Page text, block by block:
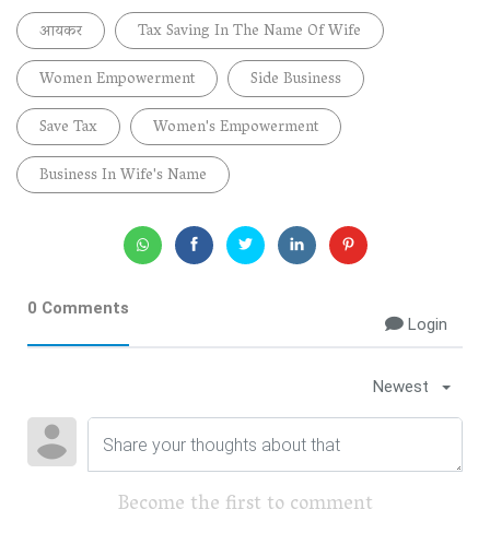
आयकर
Tax Saving In The Name Of Wife
Women Empowerment
Side Business
Save Tax
Women's Empowerment
Business In Wife's Name
0 Comments
Login
Newest
Become the first to comment